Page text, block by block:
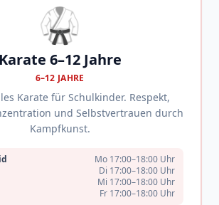
🥋
Karate 6–12 Jahre
6–12 JAHRE
Karate für Schulkinder. Respekt,
und Selbstvertrauen durch
Kampfkunst.
Mo 17:00–18:00 Uhr
Di 17:00–18:00 Uhr
Mi 17:00–18:00 Uhr
Fr 17:00–18:00 Uhr